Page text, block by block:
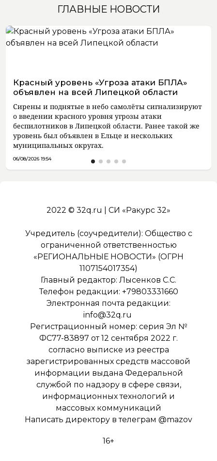
ГЛАВНЫЕ НОВОСТИ
Красный уровень «Угроза атаки БПЛА»
объявлен на всей Липецкой области
Сирены и поднятые в небо самолёты сигнализируют
о введении красного уровня угрозы атаки
беспилотников в Липецкой области. Ранее такой же
уровень был объявлен в Ельце и нескольких
муниципальных округах.
06/08/2026 19:54
2022 © 32q.ru | СИ «Ракурс 32»
Учредитель (соучредители): Общество с
ограниченной ответственностью
«РЕГИОНАЛЬНЫЕ НОВОСТИ» (ОГРН
1107154017354)
Главный редактор: Лысенков С.С.
Телефон редакции: +79803331660
Электронная почта редакции:
info@32q.ru
Регистрационный номер: серия Эл №
ФС77-83897 от 12 сентября 2022 г.
согласно выписке из реестра
зарегистрированных средств массовой
информации выдана Федеральной
службой по надзору в сфере связи,
информационных технологий и
массовых коммуникаций
Написать директору в телеграм @mazov
16+